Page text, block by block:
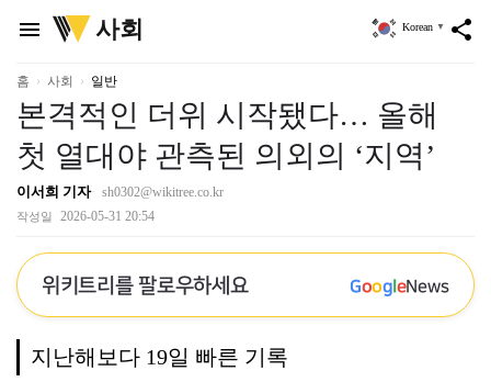
menu
위
키
리
사회 share
Korean ▼
홈 사회 일반
본격적인 더위 시작됐다… 올해
첫 열대야 관측된 의외의 ‘지역’
이서희 기자 sh0302@wikitree.co.kr
작성일 2026-05-31 20:54
위키트리를 팔로우하세요 GoogleNews
지난해보다 19일 빠른 기록